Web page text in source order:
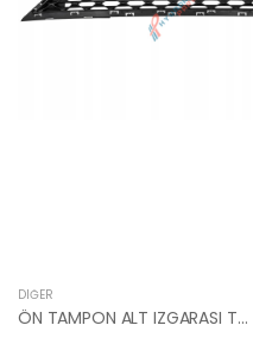
DIĞER
ÖN TAMPON ALT IZGARASI TUCSON 2018- 86561-D7500-HMC